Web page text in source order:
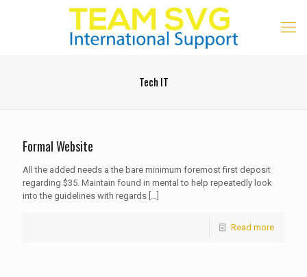
Tech IT
Formal Website
All the added needs a the bare minimum foremost first deposit
regarding $35. Maintain found in mental to help repeatedly look
into the guidelines with regards […]
Read more